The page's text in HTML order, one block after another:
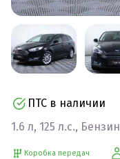
ПТС в наличии
1.6 л, 125 л.с., Бензин
Коробка передач